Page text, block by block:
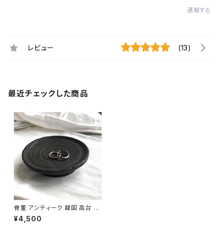
通報する
レビュー (13)
最近チェックした商品
骨董 アンティーク 韓国 高台 高
杯 A-7
¥4,500